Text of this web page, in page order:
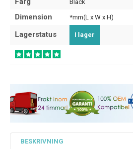
Black
Dimension *mm(L x W x H)
Lagerstatus I lager
BESKRIVNING